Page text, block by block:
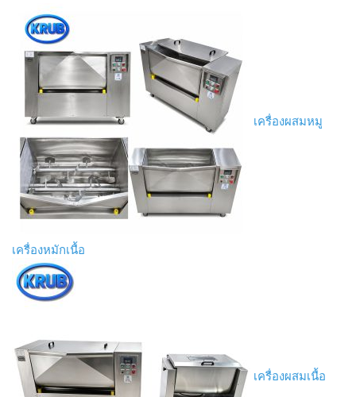
เครื่องผสมหมู
เครื่องหมักเนื้อ
เครื่องผสมเนื้อ